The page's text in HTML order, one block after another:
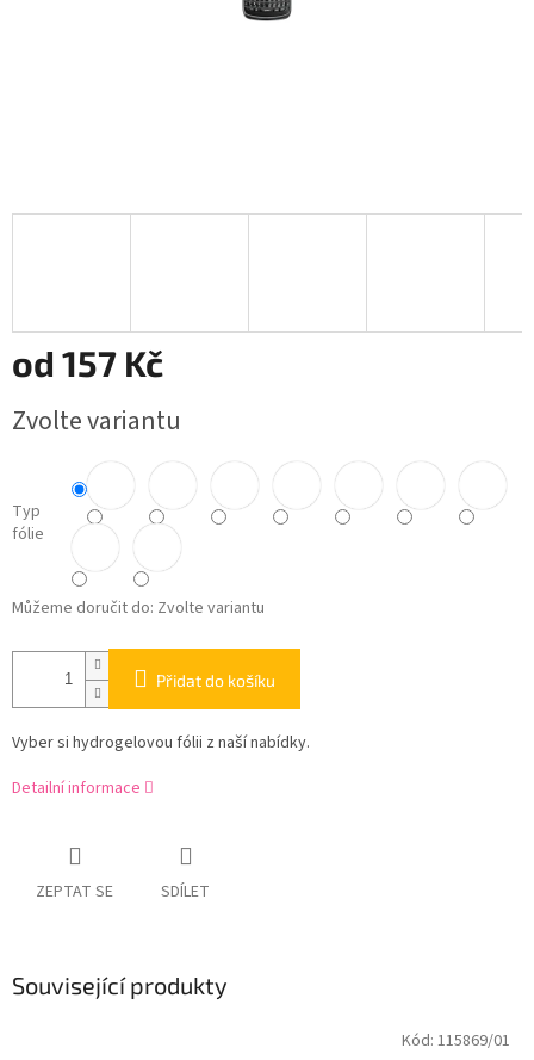
od 157 Kč
cena:
Zvolte variantu
Typ
fólie
Můžeme doručit do: Zvolte variantu
Přidat do košíku
Vyber si hydrogelovou fólii z naší nabídky.
Detailní informace
ZEPTAT SE SDÍLET
Související produkty
Kód: 115869/01